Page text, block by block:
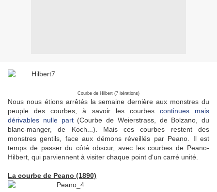
Courbe de Hilbert (7 itérations)
Nous nous étions arrêtés la semaine dernière aux monstres du
peuple des courbes, à savoir les courbes continues mais
dérivables nulle part(Courbe de Weierstrass, de Bolzano, du
blanc-manger, de Koch...). Mais ces courbes restent des
monstres gentils, face aux démons réveillés par Peano. Il est
temps de passer du côté obscur, avec les courbes de Peano-
Hilbert, qui parviennent à visiter chaque point d'un carré unité.
La courbe de Peano (1890)